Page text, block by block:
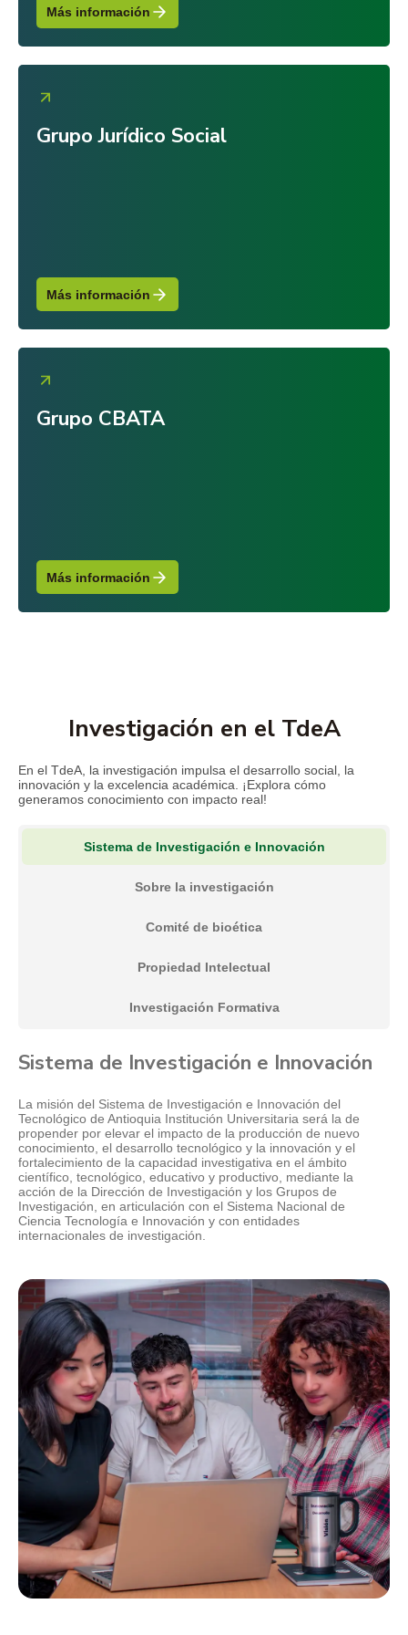
Más información
Grupo Jurídico Social
Más información
Grupo CBATA
Más información
Investigación en el TdeA
En el TdeA, la investigación impulsa el desarrollo social, la
innovación y la excelencia académica. ¡Explora cómo
generamos conocimiento con impacto real!
Sistema de Investigación e Innovación
Sobre la investigación
Comité de bioética
Propiedad Intelectual
Investigación Formativa
Sistema de Investigación e Innovación
La misión del Sistema de Investigación e Innovación del
Tecnológico de Antioquia Institución Universitaria será la de
propender por elevar el impacto de la producción de nuevo
conocimiento, el desarrollo tecnológico y la innovación y el
fortalecimiento de la capacidad investigativa en el ámbito
científico, tecnológico, educativo y productivo, mediante la
acción de la Dirección de Investigación y los Grupos de
Investigación, en articulación con el Sistema Nacional de
Ciencia Tecnología e Innovación y con entidades
internacionales de investigación.